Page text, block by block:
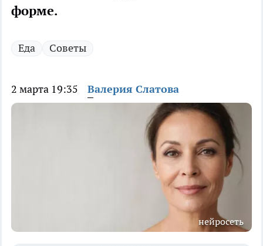
форме.
Еда Советы
2 марта 19:35 Валерия Слатова
нейросеть